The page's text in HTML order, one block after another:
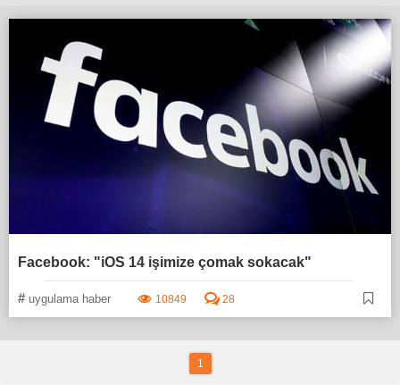
Facebook: "iOS 14 işimize çomak sokacak"
# uygulama haber 10849 28
1